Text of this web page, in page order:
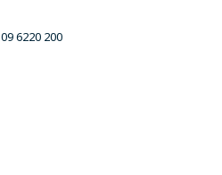
09 6220 200